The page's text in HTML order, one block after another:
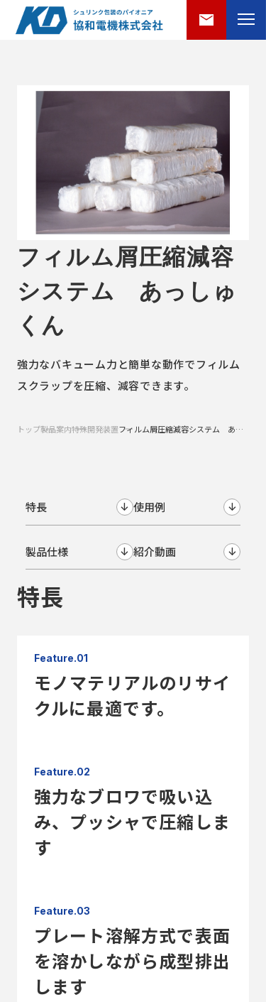
フィルム屑圧縮減容
システム あっしゅ
くん
強力なバキューム力と簡単な動作でフィルム
スクラップを圧縮、減容できます。
トップ製品案内特殊開発装置 フィルム屑圧縮減容システム あっしゅくん
特長 ↓ 使用例 ↓
製品仕様 ↓ 紹介動画 ↓
特長
Feature.01
モノマテリアルのリサイ
クルに最適です。
Feature.02
強力なブロワで吸い込
み、プッシャで圧縮しま
す
Feature.03
プレート溶解方式で表面
を溶かしながら成型排出
します